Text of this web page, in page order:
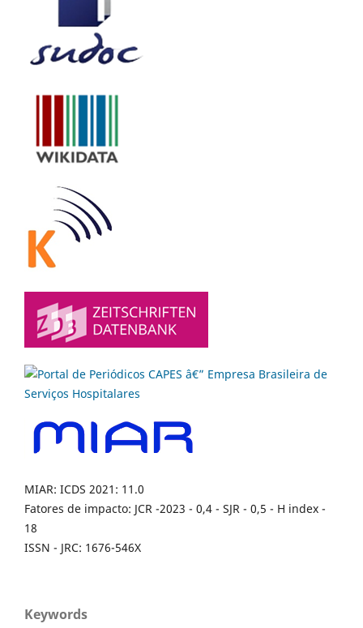
MIAR: ICDS 2021: 11.0
Fatores de impacto: JCR -2023 - 0,4 - SJR - 0,5 - H index -
18
ISSN - JRC: 1676-546X
Keywords